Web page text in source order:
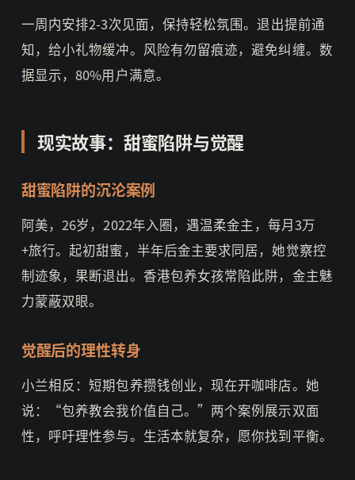
一周内安排2-3次见面，保持轻松氛围。退出提前通
知，给小礼物缓冲。风险有勿留痕迹，避免纠缠。数
据显示，80%用户满意。
现实故事：甜蜜陷阱与觉醒
甜蜜陷阱的沉沦案例
阿美，26岁，2022年入圈，遇温柔金主，每月3万
+旅行。起初甜蜜，半年后金主要求同居，她觉察控
制迹象，果断退出。香港包养女孩常陷此阱，金主魅
力蒙蔽双眼。
觉醒后的理性转身
小兰相反：短期包养攒钱创业，现在开咖啡店。她
说：“包养教会我价值自己。”两个案例展示双面
性，呼吁理性参与。生活本就复杂，愿你找到平衡。